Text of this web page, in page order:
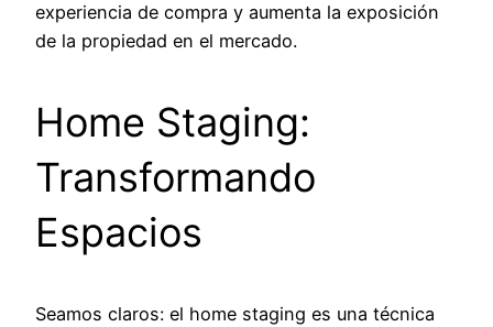
experiencia de compra y aumenta la exposición
de la propiedad en el mercado.
Home Staging:
Transformando
Espacios
Seamos claros: el home staging es una técnica